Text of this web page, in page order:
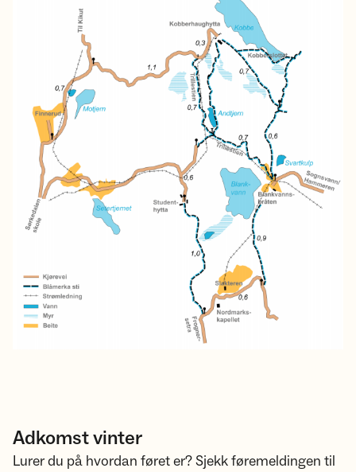
Adkomst vinter
Lurer du på hvordan føret er? Sjekk føremeldingen til